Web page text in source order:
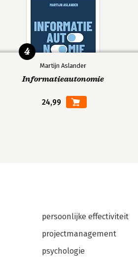
Martijn Aslander
Informatieautonomie
24,99
4
persoonlijke effectiviteit
projectmanagement
psychologie